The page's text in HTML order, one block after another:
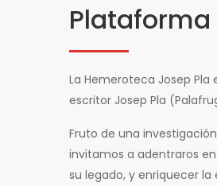
La Hemeroteca Josep
escritor Josep Pla
Fruto de una
invitamos a adentraros
su legado, y enriquecer